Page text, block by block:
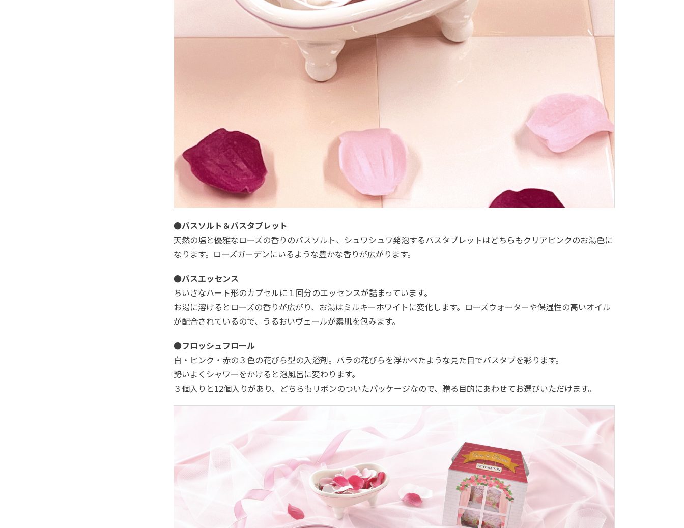
●バスソルト＆バスタブレット
天然の塩と優雅なローズの香りのバスソルト、シュワシュワ発泡するバスタブレットはどちらもクリアピンクのお湯色に
なります。ローズガーデンにいるような豊かな香りが広がります。
●バスエッセンス
ちいさなハート形のカプセルに１回分のエッセンスが詰まっています。
お湯に溶けるとローズの香りが広がり、お湯はミルキーホワイトに変化します。ローズウォーターや保湿性の高いオイル
が配合されているので、うるおいヴェールが素肌を包みます。
●フロッシュフロール
白・ピンク・赤の３色の花びら型の入浴剤。バラの花びらを浮かべたような見た目でバスタブを彩ります。
勢いよくシャワーをかけると泡風呂に変わります。
３個入りと12個入りがあり、どちらもリボンのついたパッケージなので、贈る目的にあわせてお選びいただけます。